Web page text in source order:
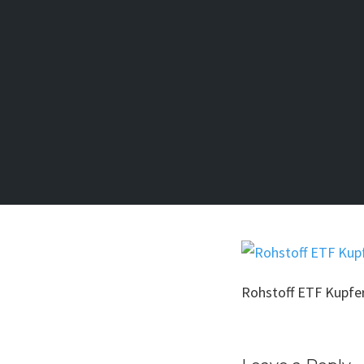
Rohstoff ETF